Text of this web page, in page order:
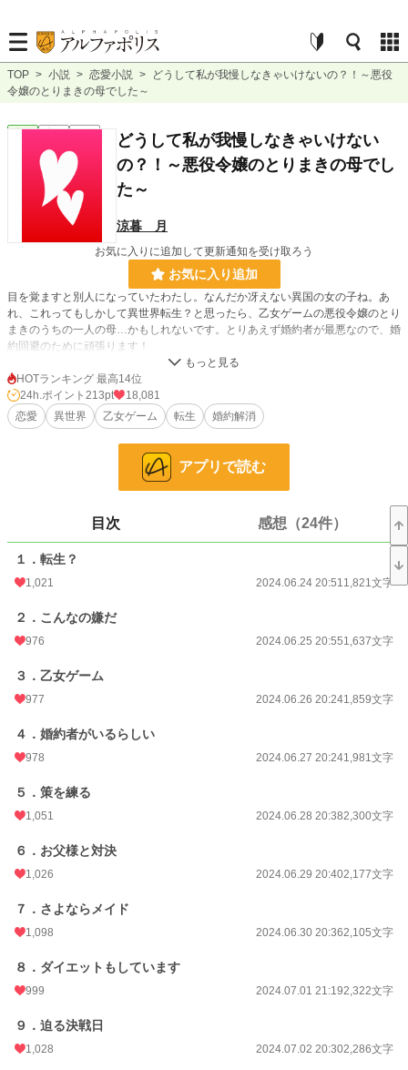
TOP > 小説 > 恋愛小説 >
どうして私が我慢しなきゃいけないの？！～悪役
令嬢のとりまきの母でした～
恋愛 完結 長編
どうして私が我慢しなきゃいけない
の？！～悪役令嬢のとりまきの母でし
た～
涼暮 月
お気に入りに追加して更新通知を受け取ろう
お気に入り追加
目を覚ますと別人になっていたわたし。なんだか冴えない異国の女の子ね。あ
れ、これってもしかして異世界転生？と思ったら、乙女ゲームの悪役令嬢のとり
まきのうちの一人の母…かもしれないです。とりあえず婚約者が最悪なので、婚
約回避のために頑張ります！
小説 6,505 位 / 228,589 件
恋愛 3,052 位 / 66,314 件
32,371
更新日時 2024.07.09 20:38
初回公開日時
2024.07.09 21:17
週間ポイント
月間ポイント 5,871 pt (7,358 位)
年間ポイント
累計ポイント 401,108 pt (12,366 位)
HOTランキング 最高14位
24h.ポイント 213pt
18,081
恋愛
異世界 乙女ゲーム 転生 婚約解消
アプリで読む
目次 感想（24件）
１．転生？
1,021 2024.06.24 20:511,821文字
２．こんなの嫌だ
976 2024.06.25 20:551,637文字
３．乙女ゲーム
977 2024.06.26 20:241,859文字
４．婚約者がいるらしい
978 2024.06.27 20:241,981文字
５．策を練る
1,051 2024.06.28 20:382,300文字
６．お父様と対決
1,026 2024.06.29 20:402,177文字
７．さよならメイド
1,098 2024.06.30 20:362,105文字
８．ダイエットもしています
999 2024.07.01 21:192,322文字
９．迫る決戦日
1,028 2024.07.02 20:302,286文字